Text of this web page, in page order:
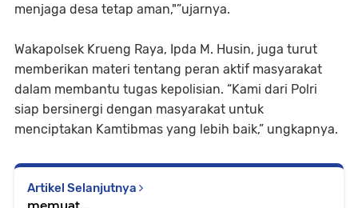
menjaga desa tetap aman,"”ujarnya.
Wakapolsek Krueng Raya, Ipda M. Husin, juga turut
memberikan materi tentang peran aktif masyarakat
dalam membantu tugas kepolisian. “Kami dari Polri
siap bersinergi dengan masyarakat untuk
menciptakan Kamtibmas yang lebih baik,” ungkapnya.
Artikel Selanjutnya